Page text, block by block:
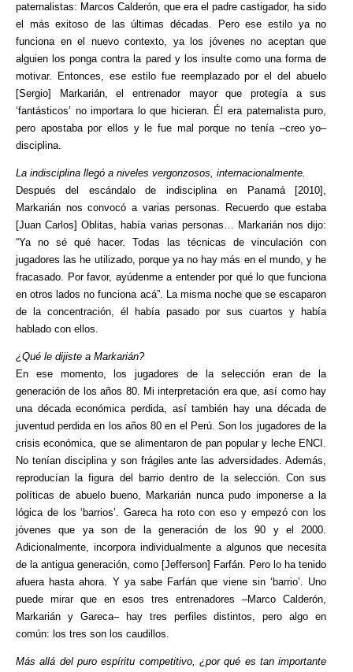
paternalistas: Marcos Calderón, que era el padre castigador, ha sido
el más exitoso de las últimas décadas. Pero ese estilo ya no
funciona en el nuevo contexto, ya los jóvenes no aceptan que
alguien los ponga contra la pared y los insulte como una forma de
motivar. Entonces, ese estilo fue reemplazado por el del abuelo
[Sergio] Markarián, el entrenador mayor que protegía a sus
‘fantásticos’ no importara lo que hicieran. Él era paternalista puro,
pero apostaba por ellos y le fue mal porque no tenía –creo yo–
disciplina.
La indisciplina llegó a niveles vergonzosos, internacionalmente.
Después del escándalo de indisciplina en Panamá [2010],
Markarián nos convocó a varias personas. Recuerdo que estaba
[Juan Carlos] Oblitas, había varias personas… Markarián nos dijo:
“Ya no sé qué hacer. Todas las técnicas de vinculación con
jugadores las he utilizado, porque ya no hay más en el mundo, y he
fracasado. Por favor, ayúdenme a entender por qué lo que funciona
en otros lados no funciona acá”. La misma noche que se escaparon
de la concentración, él había pasado por sus cuartos y había
hablado con ellos.
¿Qué le dijiste a Markarián?
En ese momento, los jugadores de la selección eran de la
generación de los años 80. Mi interpretación era que, así como hay
una década económica perdida, así también hay una década de
juventud perdida en los años 80 en el Perú. Son los jugadores de la
crisis económica, que se alimentaron de pan popular y leche ENCI.
No tenían disciplina y son frágiles ante las adversidades. Además,
reproducían la figura del barrio dentro de la selección. Con sus
políticas de abuelo bueno, Markarián nunca pudo imponerse a la
lógica de los ‘barrios’. Gareca ha roto con eso y empezó con los
jóvenes que ya son de la generación de los 90 y el 2000.
Adicionalmente, incorpora individualmente a algunos que necesita
de la antigua generación, como [Jefferson] Farfán. Pero lo ha tenido
afuera hasta ahora. Y ya sabe Farfán que viene sin ‘barrio’. Uno
puede mirar que en esos tres entrenadores –Marco Calderón,
Markarián y Gareca– hay tres perfiles distintos, pero algo en
común: los tres son los caudillos.
Más allá del puro espíritu competitivo, ¿por qué es tan importante